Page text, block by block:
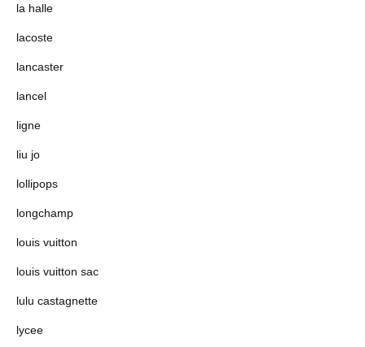
la halle
lacoste
lancaster
lancel
ligne
liu jo
lollipops
longchamp
louis vuitton
louis vuitton sac
lulu castagnette
lycee